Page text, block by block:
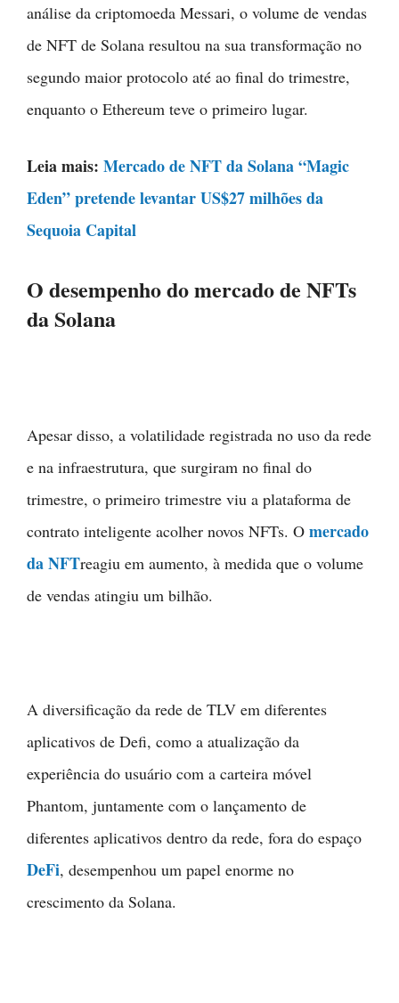
análise da criptomoeda Messari, o volume de vendas
de NFT de Solana resultou na sua transformação no
segundo maior protocolo até ao final do trimestre,
enquanto o Ethereum teve o primeiro lugar.
Leia mais: Mercado de NFT da Solana “Magic
Eden” pretende levantar US$27 milhões da
Sequoia Capital
O desempenho do mercado de NFTs
da Solana
Apesar disso, a volatilidade registrada no uso da rede
e na infraestrutura, que surgiram no final do
trimestre, o primeiro trimestre viu a plataforma de
contrato inteligente acolher novos NFTs. O mercado
da NFTreagiu em aumento, à medida que o volume
de vendas atingiu um bilhão.
A diversificação da rede de TLV em diferentes
aplicativos de Defi, como a atualização da
experiência do usuário com a carteira móvel
Phantom, juntamente com o lançamento de
diferentes aplicativos dentro da rede, fora do espaço
DeFi, desempenhou um papel enorme no
crescimento da Solana.